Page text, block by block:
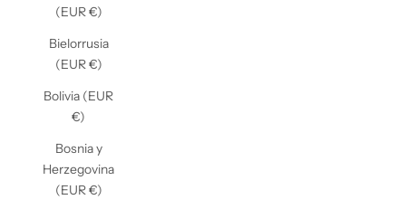
(EUR €)
Bielorrusia
(EUR €)
Bolivia (EUR
€)
Bosnia y
Herzegovina
(EUR €)